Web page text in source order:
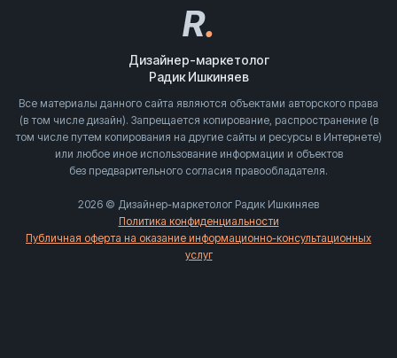
R.
Дизайнер-маркетолог
Радик Ишкиняев
Все материалы данного сайта являются объектами авторского права
(в том числе дизайн). Запрещается копирование, распространение (в
том числе путем копирования на другие сайты и ресурсы в Интернете)
или любое иное использование информации и объектов
без предварительного согласия правообладателя.
2026 © Дизайнер-маркетолог Радик Ишкиняев
Политика конфиденциальности
Публичная оферта на оказание информационно-консультационных
услуг